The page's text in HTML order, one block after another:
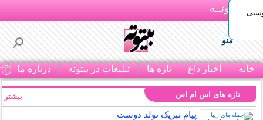
بـیتوتــه
منو
خانه اخبار داغ تازه ها تبلیغات در بیتوته درباره ما
تازه های اس ام اس
پیام تبریک تولد دوست
بیشتر